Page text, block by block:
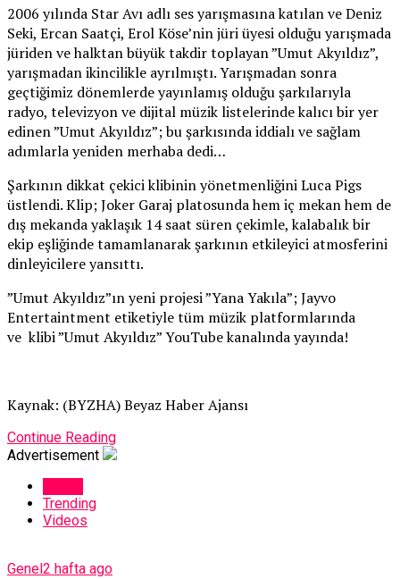
2006 yılında Star Avı adlı ses yarışmasına katılan ve Deniz
Seki, Ercan Saatçi, Erol Köse’nin jüri üyesi olduğu yarışmada
jüriden ve halktan büyük takdir toplayan ”Umut Akyıldız”,
yarışmadan ikincilikle ayrılmıştı. Yarışmadan sonra
geçtiğimiz dönemlerde yayınlamış olduğu şarkılarıyla
radyo, televizyon ve dijital müzik listelerinde kalıcı bir yer
edinen ”Umut Akyıldız”; bu şarkısında iddialı ve sağlam
adımlarla yeniden merhaba dedi…
Şarkının dikkat çekici klibinin yönetmenliğini Luca Pigs
üstlendi. Klip; Joker Garaj platosunda hem iç mekan hem de
dış mekanda yaklaşık 14 saat süren çekimle, kalabalık bir
ekip eşliğinde tamamlanarak şarkının etkileyici atmosferini
dinleyicilere yansıttı.
”Umut Akyıldız”ın yeni projesi ”Yana Yakıla”; Jayvo
Entertaintment etiketiyle tüm müzik platformlarında
ve klibi ”Umut Akyıldız” YouTube kanalında yayında!
Kaynak: (BYZHA) Beyaz Haber Ajansı
Continue Reading
Advertisement
Trending
Videos
Genel 2 hafta ago